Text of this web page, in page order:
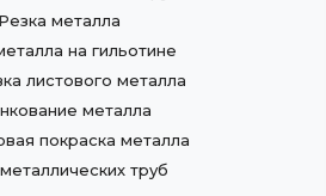
Резка металла
на гильотине
листового металла
металла
покраска металла
труб